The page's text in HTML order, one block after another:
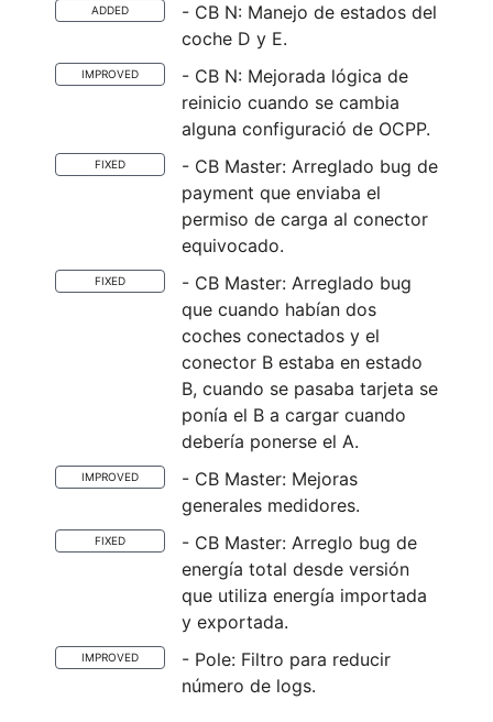
ADDED
- CB N: Manejo de estados del
coche D y E.
IMPROVED
- CB N: Mejorada lógica de
reinicio cuando se cambia
alguna configuració de OCPP.
FIXED
- CB Master: Arreglado bug de
payment que enviaba el
permiso de carga al conector
equivocado.
FIXED
- CB Master: Arreglado bug
que cuando habían dos
coches conectados y el
conector B estaba en estado
B, cuando se pasaba tarjeta se
ponía el B a cargar cuando
debería ponerse el A.
IMPROVED
- CB Master: Mejoras
generales medidores.
FIXED
- CB Master: Arreglo bug de
energía total desde versión
que utiliza energía importada
y exportada.
IMPROVED
- Pole: Filtro para reducir
número de logs.